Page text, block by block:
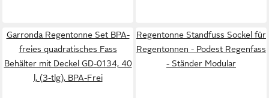
Garronda Regentonne Set BPA-
freies quadratisches Fass
Behälter mit Deckel GD-0134, 40
l, (3-tlg), BPA-Frei
Regentonne Standfuss Sockel für
Regentonnen - Podest Regenfass
- Ständer Modular